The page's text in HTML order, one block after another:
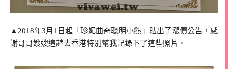
▲2018年3月1日起「珍妮曲奇聰明小熊」貼出了漲價公告，感
謝哥哥嫂嫂這趟去香港特別幫我記錄下了這些照片。